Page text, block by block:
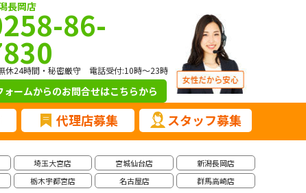
長岡店 86-
休24時間・秘密厳守 電話受付:10時～23時
ォームからのお問合せはこちらから
代理店募集 スタッフ募集
埼玉大宮店
栃木宇都宮店
宮城仙台店
名古屋店
新潟長岡店
群馬高崎店